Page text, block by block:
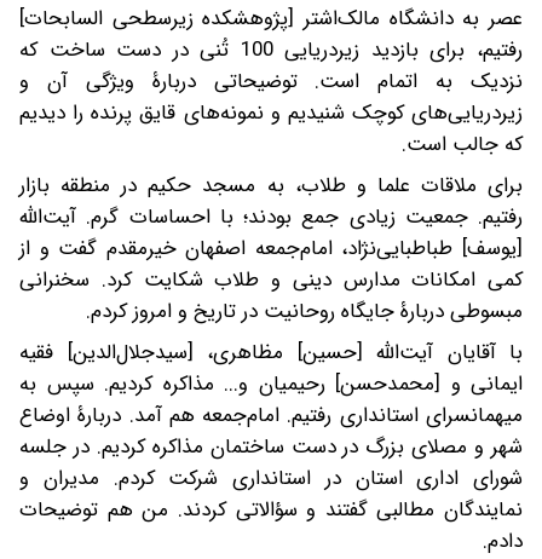
عصر به دانشگاه مالک‌اشتر [پژوهشکده زیرسطحى السابحات]
رفتیم، برای بازدید زیردریایی 100 تُنی در دست ساخت که
نزدیک به اتمام است. توضیحاتی دربارۀ ویژگی آن و
زیردریایی‌های کوچک شنیدیم و نمونه‌های قایق پرنده را دیدیم‌
که جالب است.
برای ملاقات علما و طلاب، به مسجد حکیم در منطقه بازار
رفتیم. جمعیت زیادی جمع بودند؛ با احساسات گرم. آیت‌الله
[یوسف] طباطبایی‌نژاد، امام‌جمعه اصفهان خیرمقدم گفت و از
کمی امکانات مدارس دینی و طلاب شکایت‌ کرد. سخنرانی
مبسوطی دربارۀ جایگاه روحانیت در تاریخ و امروز کردم.
با آقایان آیت‌الله [حسین] مظاهری، [سیدجلال‌الدین] فقیه
ایمانی و [محمدحسن] رحیمیان و... مذاکره کردیم. سپس به
میهمانسرای استانداری رفتیم. امام‌جمعه هم آمد. دربارۀ اوضاع
شهر و مصلای بزرگ در دست ساختمان مذاکره‌ کردیم. در جلسه
شورای اداری استان در استانداری شرکت کردم. مدیران و
نمایندگان مطالبی‌ گفتند و سؤالاتی‌ کردند. من هم توضیحات
دادم.